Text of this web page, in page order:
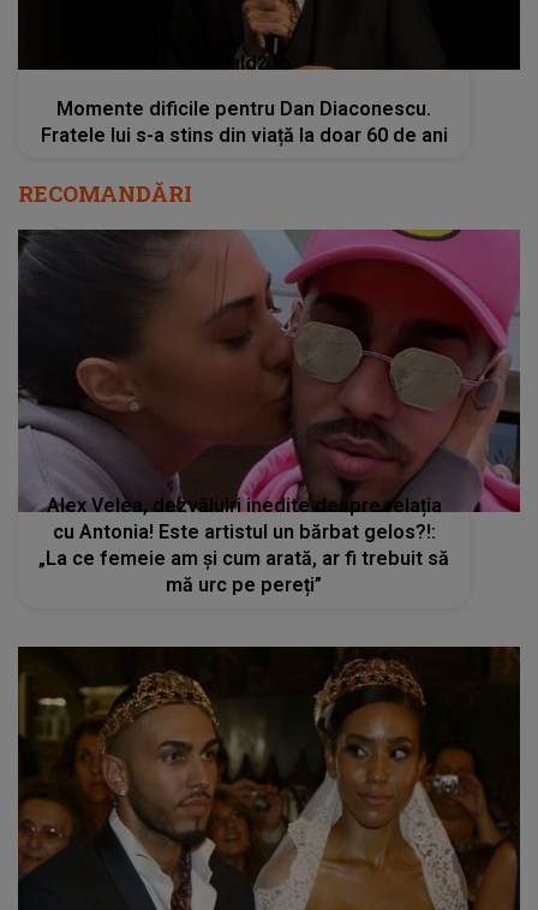
kanald2.ro
Momente dificile pentru Dan Diaconescu.
Fratele lui s-a stins din viață la doar 60 de ani
RECOMANDĂRI
Alex Velea, dezvăluiri inedite despre relația
cu Antonia! Este artistul un bărbat gelos?!:
„La ce femeie am și cum arată, ar fi trebuit să
mă urc pe pereți”